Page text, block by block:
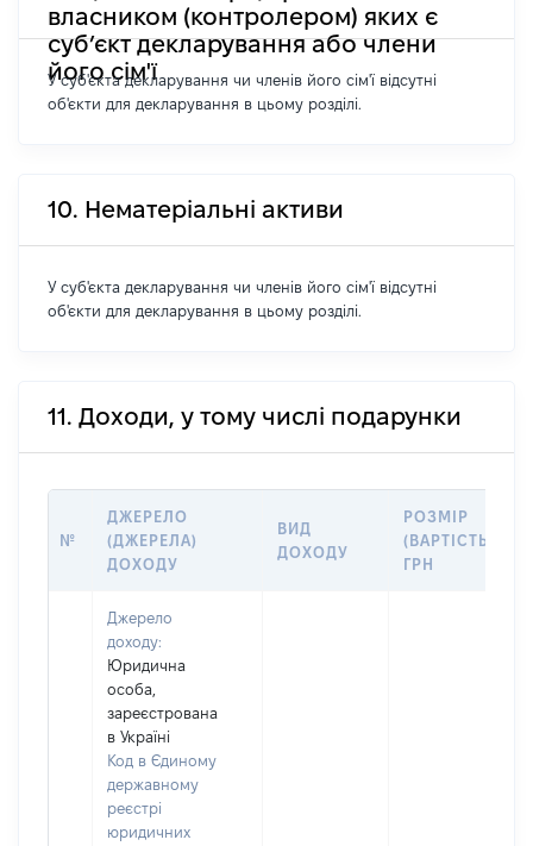
власником (контролером) яких є
суб’єкт декларування або члени
його сім'ї
У суб'єкта декларування чи членів його сім'ї відсутні
об'єкти для декларування в цьому розділі.
10. Нематеріальні активи
У суб'єкта декларування чи членів його сім'ї відсутні
об'єкти для декларування в цьому розділі.
11. Доходи, у тому числі подарунки
№
ДЖЕРЕЛО
(ДЖЕРЕЛА)
ДОХОДУ
ВИД
ДОХОДУ
РОЗМІР
(ВАРТІСТЬ),
ГРН
Джерело
доходу:
Юридична
особа,
зареєстрована
в Україні
Код в Єдиному
державному
реєстрі
юридичних